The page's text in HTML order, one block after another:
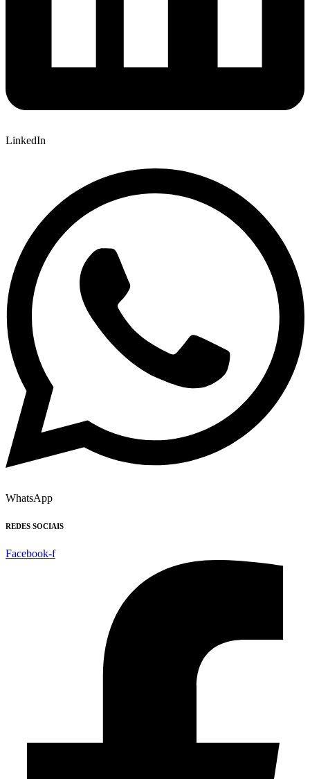
LinkedIn
WhatsApp
REDES SOCIAIS
Facebook-f